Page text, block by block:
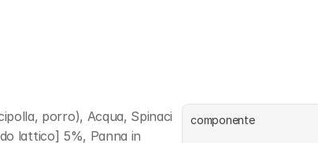
porro), Acqua, Spinaci
lattico] 5%, Panna in
componente